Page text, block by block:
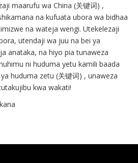
maarufu wa China (关键词) ,
na kufuata ubora wa bidhaa
na wateja wengi. Utekelezaji
utendaji wa juu na bei ya
anataka, na hiyo pia tunaweza
ni huduma yetu kamili baada
huduma zetu (关键词) , unaweza
kwa wakati!